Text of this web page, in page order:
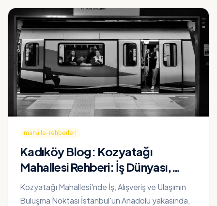
mahalle-rehberleri
Kadıköy Blog: Kozyatağı
Mahallesi Rehberi: İş Dünyası,
Kafeler, AVM ve Ulaşım Planı
Kozyatağı Mahallesi'nde İş, Alışveriş ve Ulaşımın
Buluşma Noktası İstanbul'un Anadolu yakasında,